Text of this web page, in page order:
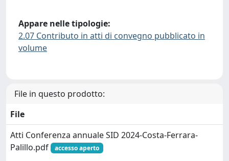
Appare nelle tipologie:
2.07 Contributo in atti di convegno pubblicato in
volume
File in questo prodotto:
File
Atti Conferenza annuale SID 2024-Costa-Ferrara-
Palillo.pdf
accesso aperto